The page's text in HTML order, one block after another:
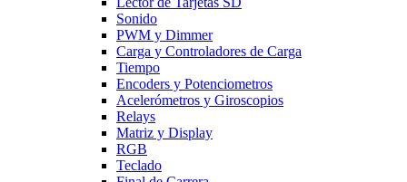
Sonido
PWM y Dimmer
Carga y Controladores de Carga
Tiempo
Encoders y Potenciometros
Acelerómetros y Giroscopios
Relays
Matriz y Display
RGB
Teclado